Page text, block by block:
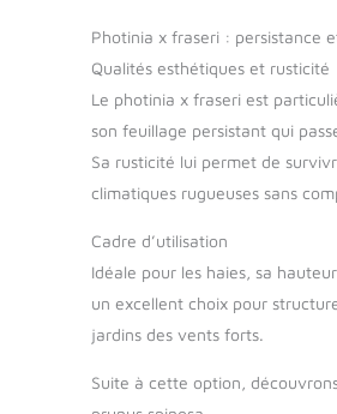
Photinia x fraseri : persistance
Qualités esthétiques et rusticité
Le photinia x fraseri est
son feuillage persistant qui
Sa rusticité lui permet de
climatiques rugueuses sans
Cadre d’utilisation
Idéale pour les haies, sa
un excellent choix pour
jardins des vents forts.
Suite à cette option,